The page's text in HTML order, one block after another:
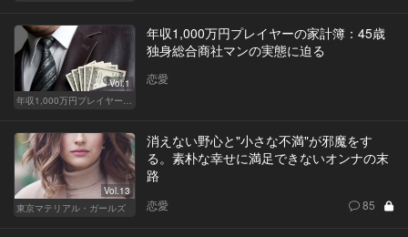
Vol.1
年収1,000万円プレイヤーの家計簿：45歳
独身総合商社マンの実態に迫る
恋愛
Vol.13
東京マテリアル・ガールズ
消えない野心と"小さな不満"が邪魔をす
る。素朴な幸せに満足できないオンナの末
路
恋愛 85